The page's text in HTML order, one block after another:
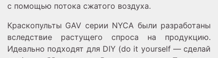
с помощью потока сжатого воздуха.
Краскопульты GAV серии NYCA были разработаны
вследствие растущего спроса на продукцию.
Идеально подходят для DIY (do it yourself — сделай